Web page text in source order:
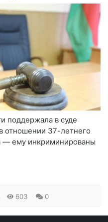
поддержала в суде
отношении 37-летнего
— ему инкриминированы
603 0